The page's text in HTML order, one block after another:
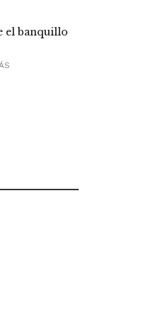
el banquillo